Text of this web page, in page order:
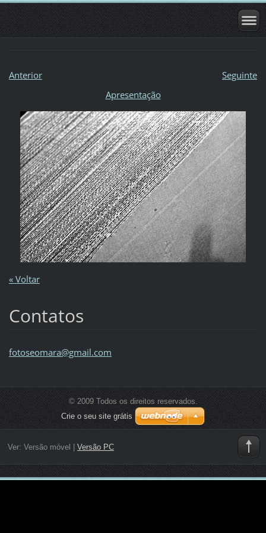
Anterior
Seguinte
Apresentação
« Voltar
Contatos
fotoseomara@gmail.com
© 2009 Todos os direitos reservados.
Crie o seu site grátis
Ver: Versão móvel Versão PC